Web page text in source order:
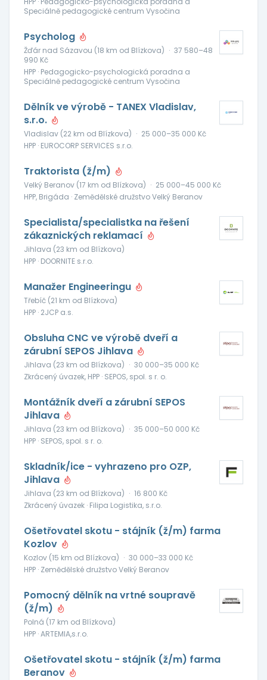
Speciálně pedagogické centrum Vysočina
Psycholog
Žďár nad Sázavou (18 km od Blízkova) · 37 580–48
990 Kč
HPP · Pedagogicko-psychologická poradna a
Speciálně pedagogické centrum Vysočina
Dělník ve výrobě - TANEX Vladislav,
s.r.o.
Vladislav (22 km od Blízkova) · 25 000–35 000 Kč
HPP · EUROCORP SERVICES s.r.o.
Traktorista (ž/m)
Velký Beranov (17 km od Blízkova) · 25 000–45 000 Kč
HPP, Brigáda · Zemědělské družstvo Velký Beranov
Specialista/specialistka na řešení
zákaznických reklamací
Jihlava (23 km od Blízkova)
HPP · DOORNITE s.r.o.
Manažer Engineeringu
Třebíč (21 km od Blízkova)
HPP · 2JCP a.s.
Obsluha CNC ve výrobě dveří a
zárubní SEPOS Jihlava
Jihlava (23 km od Blízkova) · 30 000–35 000 Kč
Zkrácený úvazek, HPP · SEPOS, spol. s r. o.
Montážník dveří a zárubní SEPOS
Jihlava
Jihlava (23 km od Blízkova) · 35 000–50 000 Kč
HPP · SEPOS, spol. s r. o.
Skladník/ice - vyhrazeno pro OZP,
Jihlava
Jihlava (23 km od Blízkova) · 16 800 Kč
Zkrácený úvazek · Filipa Logistika, s.r.o.
Ošetřovatel skotu - stájník (ž/m) farma
Kozlov
Kozlov (15 km od Blízkova) · 30 000–33 000 Kč
HPP · Zemědělské družstvo Velký Beranov
Pomocný dělník na vrtné soupravě
(ž/m)
Polná (17 km od Blízkova)
HPP · ARTEMIA,s.r.o.
Ošetřovatel skotu - stájník (ž/m) farma
Beranov